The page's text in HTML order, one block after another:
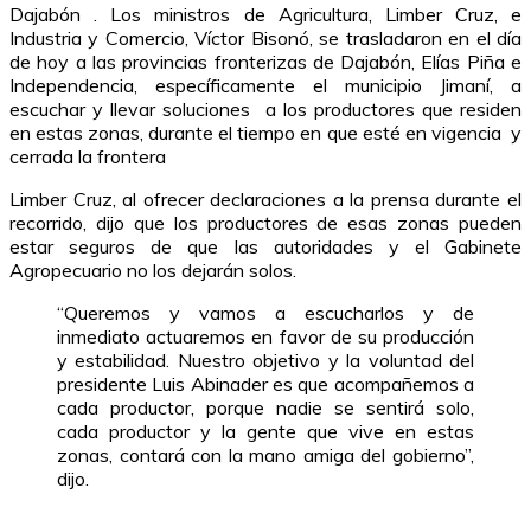
Dajabón . Los ministros de Agricultura, Limber Cruz, e
Industria y Comercio, Víctor Bisonó, se trasladaron en el día
de hoy a las provincias fronterizas de Dajabón, Elías Piña e
Independencia, específicamente el municipio Jimaní, a
escuchar y llevar soluciones a los productores que residen
en estas zonas, durante el tiempo en que esté en vigencia y
cerrada la frontera
Limber Cruz, al ofrecer declaraciones a la prensa durante el
recorrido, dijo que los productores de esas zonas pueden
estar seguros de que las autoridades y el Gabinete
Agropecuario no los dejarán solos.
“Queremos y vamos a escucharlos y de
inmediato actuaremos en favor de su producción
y estabilidad. Nuestro objetivo y la voluntad del
presidente Luis Abinader es que acompañemos a
cada productor, porque nadie se sentirá solo,
cada productor y la gente que vive en estas
zonas, contará con la mano amiga del gobierno”,
dijo.